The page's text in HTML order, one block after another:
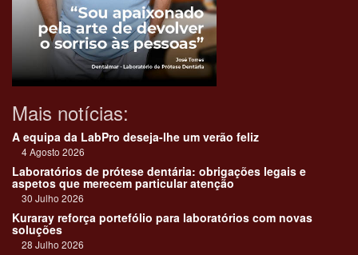
Mais notícias:
A equipa da LabPro deseja-lhe um verão feliz
4 Agosto 2026
Laboratórios de prótese dentária: obrigações legais e
aspetos que merecem particular atenção
30 Julho 2026
Kuraray reforça portefólio para laboratórios com novas
soluções
28 Julho 2026